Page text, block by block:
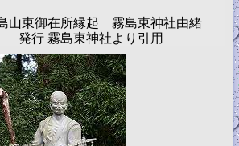
山東御在所縁起 霧島東神社由緒
行 霧島東神社より引用